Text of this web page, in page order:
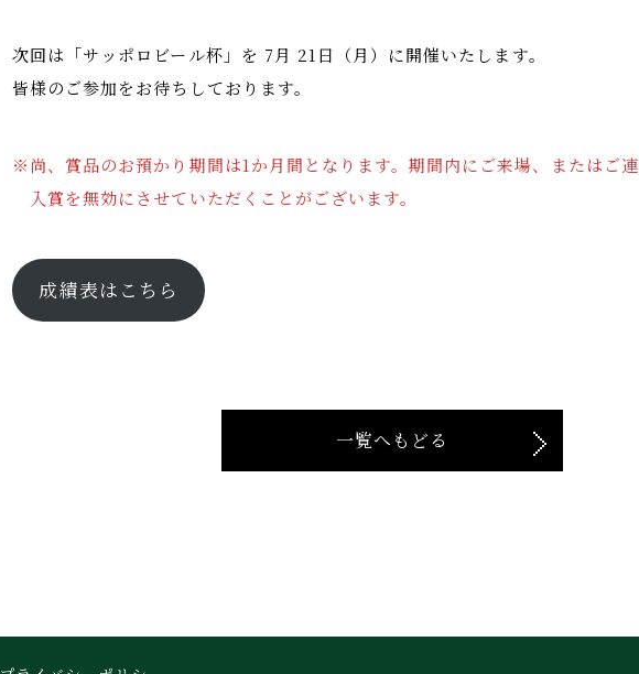
次回は「サッポロビール杯」を 7月 21日（月）に開催いたします。
皆様のご参加をお待ちしております。
※尚、賞品のお預かり期間は1か月間となります。期間内にご来場、またはご
入賞を無効にさせていただくことがございます。
成績表はこちら
一覧へもどる